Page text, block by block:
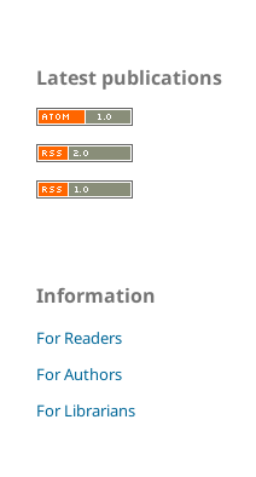
Latest publications
Information
For Readers
For Authors
For Librarians